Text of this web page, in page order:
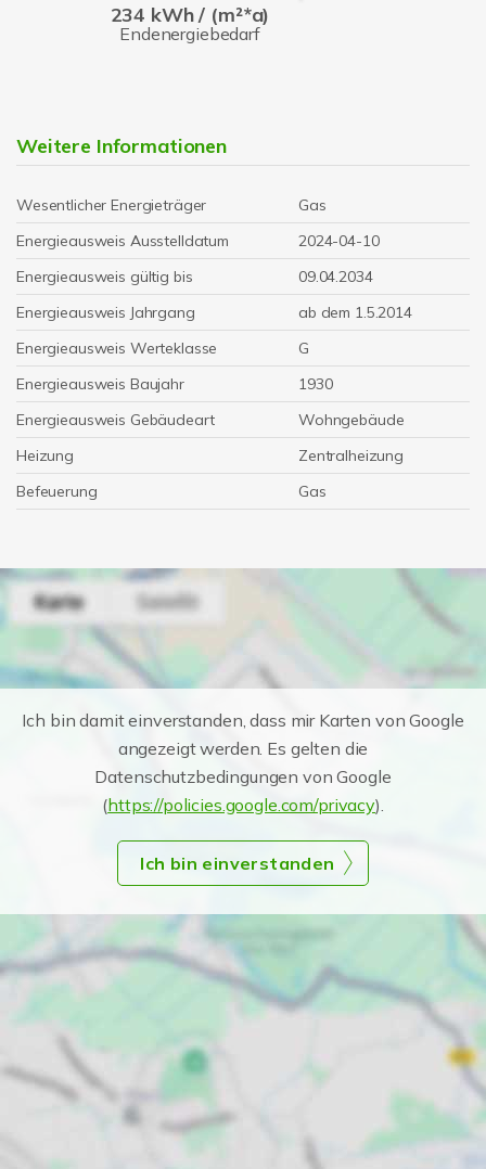
234 kWh / (m²*a)
Endenergiebedarf
Weitere Informationen
Wesentlicher Energieträger
Gas
Energieausweis Ausstelldatum
2024-04-10
Energieausweis gültig bis
09.04.2034
Energieausweis Jahrgang
ab dem 1.5.2014
Energieausweis Werteklasse
G
Energieausweis Baujahr
1930
Energieausweis Gebäudeart
Wohngebäude
Heizung
Zentralheizung
Befeuerung
Gas
Ich bin damit einverstanden, dass mir Karten von Google
angezeigt werden. Es gelten die
Datenschutzbedingungen von Google
(https://policies.google.com/privacy).
Ich bin einverstanden